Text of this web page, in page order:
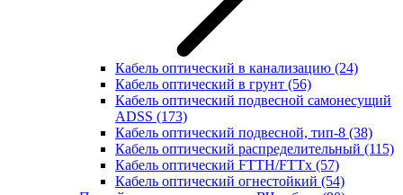
Кабель оптический в канализацию (24)
Кабель оптический в грунт (56)
Кабель оптический подвесной самонесущий
ADSS (173)
Кабель оптический подвесной, тип-8 (38)
Кабель оптический распределительный (115)
Кабель оптический FTTH/FTTx (57)
Кабель оптический огнестойкий (54)